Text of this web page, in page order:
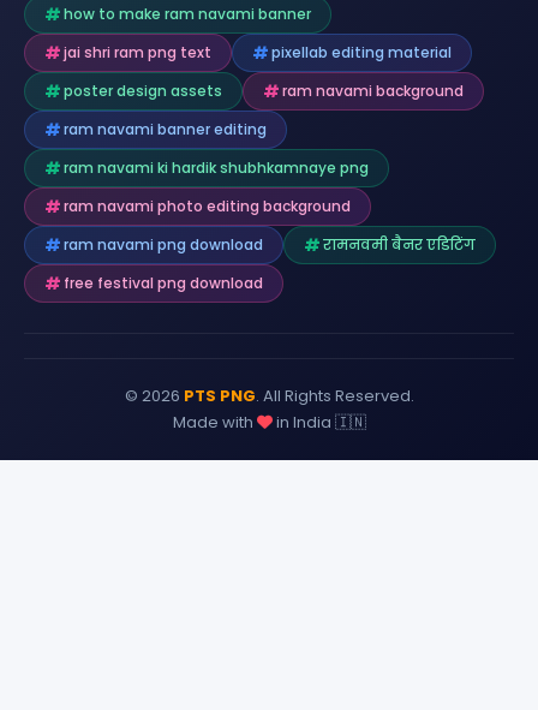
how to make ram navami banner
jai shri ram png text
pixellab editing material
poster design assets
ram navami background
ram navami banner editing
ram navami ki hardik shubhkamnaye png
ram navami photo editing background
ram navami png download
रामनवमी बैनर एडिटिंग
free festival png download
© 2026 PTS PNG. All Rights Reserved.
Made with
in India 🇮🇳